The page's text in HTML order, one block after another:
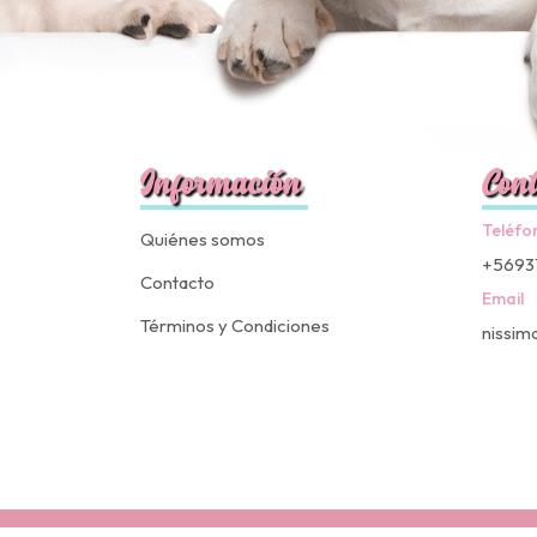
Información
Quiénes somos
Contacto
Términos y Condiciones
Email